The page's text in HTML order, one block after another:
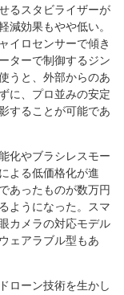
るスタビライザーが
減効果もやや低い。
イロセンサーで傾き
ターで制御するジン
うと、外部からのあ
に、プロ並みの安定
することが可能であ
化やブラシレスモー
よる低価格化が進
あったものが数万円
ようになった。スマ
カメラの対応モデル
ェアラブル型もあ
ローン技術を生かし